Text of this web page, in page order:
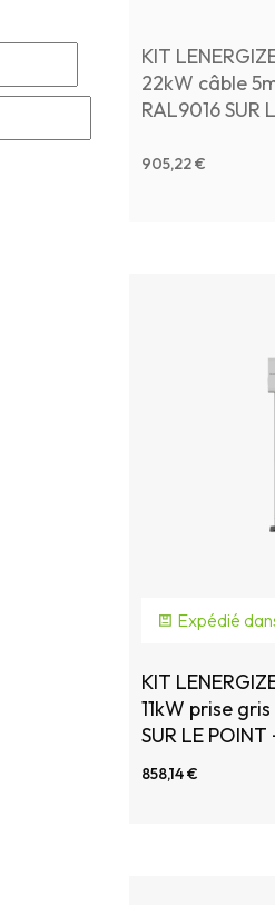
KIT
22kW câble
RAL9016 SUR
905,22 €
Expédié
KIT
11kW prise
SUR LE
858,14 €